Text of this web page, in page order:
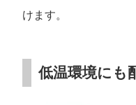
けます。
低温環境にも